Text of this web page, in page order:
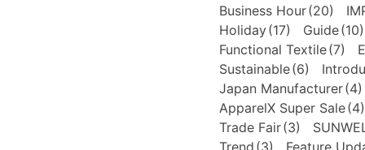
Business Hour(20)
Holiday(17) Guide(10)
Functional Textile(7)
Sustainable(6)
Japan Manufacturer(4)
ApparelX Super Sale(4)
Trade Fair(3)
Trend (3) Feature